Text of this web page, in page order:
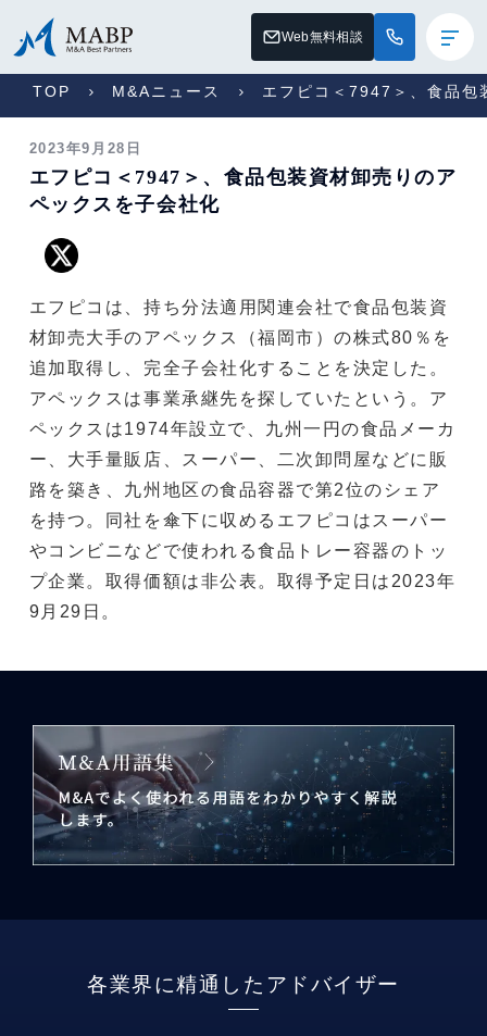
Web無料相談
TOP M&Aニュース エフピコ＜7947＞、食品包
2023年9月28日
エフピコ＜7947＞、食品包装資材卸売りのア
ペックスを子会社化
エフピコは、持ち分法適用関連会社で食品包装資
材卸売大手のアペックス（福岡市）の株式80％を
追加取得し、完全子会社化することを決定した。
アペックスは事業承継先を探していたという。ア
ペックスは1974年設立で、九州一円の食品メーカ
ー、大手量販店、スーパー、二次卸問屋などに販
路を築き、九州地区の食品容器で第2位のシェア
を持つ。同社を傘下に収めるエフピコはスーパー
やコンビニなどで使われる食品トレー容器のトッ
プ企業。取得価額は非公表。取得予定日は2023年
9月29日。
各業界に精通したアドバイザー